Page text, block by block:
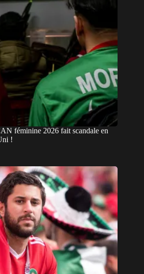
féminine 2026 fait scandale en
!